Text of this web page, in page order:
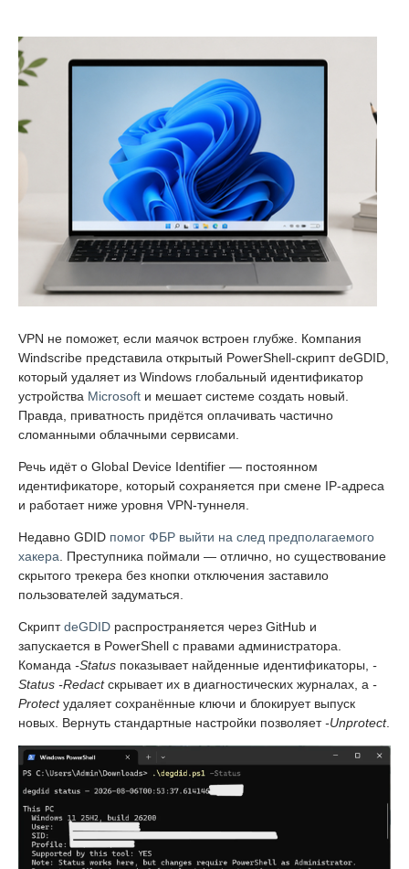
VPN не поможет, если маячок встроен глубже. Компания
Windscribe представила открытый PowerShell-скрипт deGDID,
который удаляет из Windows глобальный идентификатор
устройства Microsoft и мешает системе создать новый.
Правда, приватность придётся оплачивать частично
сломанными облачными сервисами.
Речь идёт о Global Device Identifier — постоянном
идентификаторе, который сохраняется при смене IP-адреса
и работает ниже уровня VPN-туннеля.
Недавно GDID помог ФБР выйти на след предполагаемого
хакера . Преступника поймали — отлично, но существование
скрытого трекера без кнопки отключения заставило
пользователей задуматься.
СкриптdeGDID распространяется через GitHub и
запускается в PowerShell с правами администратора.
Команда -Status показывает найденные идентификаторы, -
Status -Redactскрывает их в диагностических журналах, а -
Protectудаляет сохранённые ключи и блокирует выпуск
новых. Вернуть стандартные настройки позволяет-Unprotect.